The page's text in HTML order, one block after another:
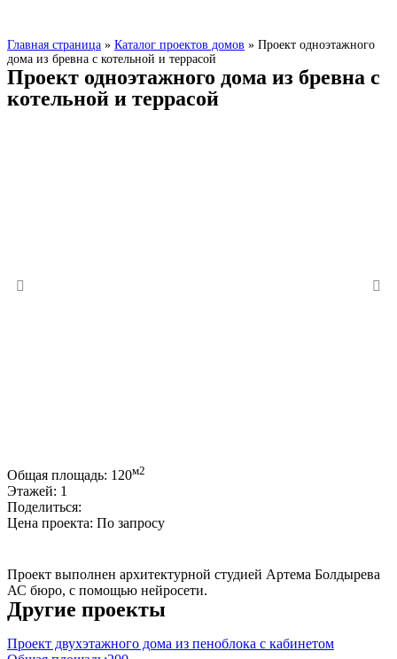
Главная страница » Каталог проектов домов » Проект одноэтажного
дома из бревна с котельной и террасой
Проект одноэтажного дома из бревна с
котельной и террасой
Общая площадь: 120м2
Этажей: 1
Поделиться:
Цена проекта: По запросу
Проект выполнен архитектурной студией Артема Болдырева
АС бюро, с помощью нейросети.
Другие проекты
Проект двухэтажного дома из пеноблока с кабинетом